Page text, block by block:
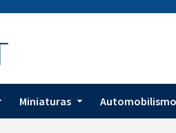
Miniaturas Automobilismo